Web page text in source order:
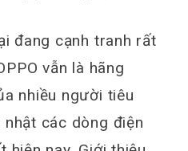
đang cạnh tranh rất
vẫn là hãng
nhiều người tiêu
các dòng điện